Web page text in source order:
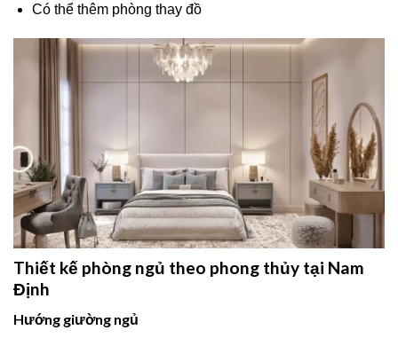
Có thể thêm phòng thay đồ
Thiết kế phòng ngủ theo phong thủy tại Nam
Định
Hướng giường ngủ